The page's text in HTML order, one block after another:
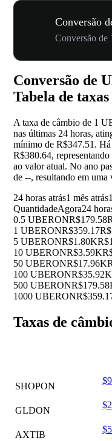
Conversão
Conversão
Conversão de
Tabela de
A taxa de câmbio de 1
nas últimas 24 horas,
mínimo de R$347.51.
R$380.64,
ao valor atual. No ano
de --, resultando em uma
24 horas atrás1 mês atrás
QuantidadeAgora24
0.5 UBERONR$179.58
1 UBERONR$359.17
5 UBERONR$1.80K
10 UBERONR$3.59K
50 UBERONR$17.96K
100 UBERONR$35.92K
500 UBERON
1000 UBERON
Taxas de
SHOPON
GLDON
AXTIB